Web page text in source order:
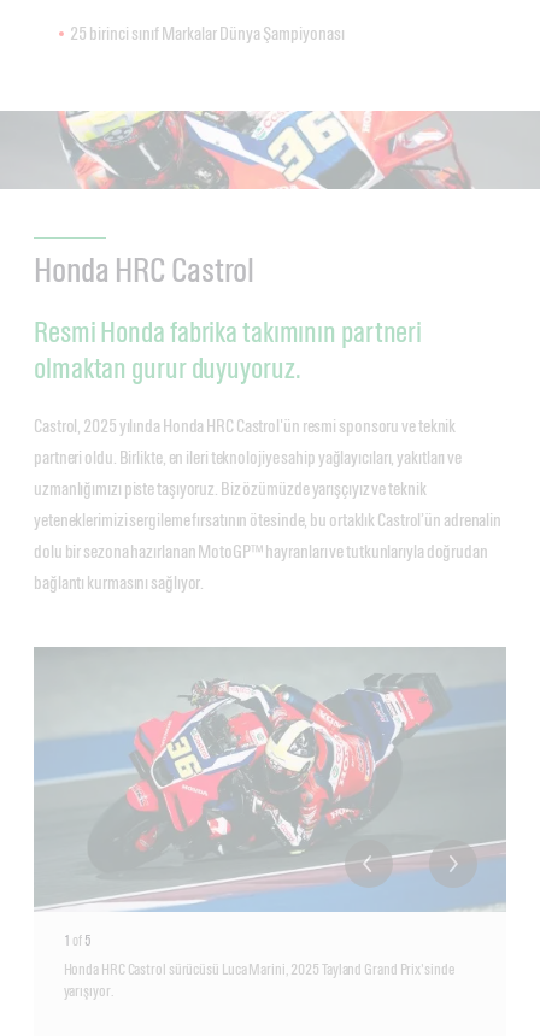
25 birinci sınıf Markalar Dünya Şampiyonası
Honda HRC Castrol
Resmi Honda fabrika takımının partneri
olmaktan gurur duyuyoruz.
Castrol, 2025 yılında Honda HRC Castrol'ün resmi sponsoru ve teknik
partneri oldu. Birlikte, en ileri teknolojiye sahip yağlayıcıları, yakıtları ve
uzmanlığımızı piste taşıyoruz. Biz özümüzde yarışçıyız ve teknik
yeteneklerimizi sergileme fırsatının ötesinde, bu ortaklık Castrol’ün adrenalin
dolu bir sezona hazırlanan MotoGP™ hayranları ve tutkunlarıyla doğrudan
bağlantı kurmasını sağlıyor.
1 of 5
Honda HRC Castrol sürücüsü Luca Marini, 2025 Tayland Grand Prix'sinde
yarışıyor.